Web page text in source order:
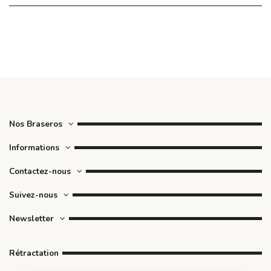
Nos Braseros
Informations
Contactez-nous
Suivez-nous
Newsletter
Rétractation